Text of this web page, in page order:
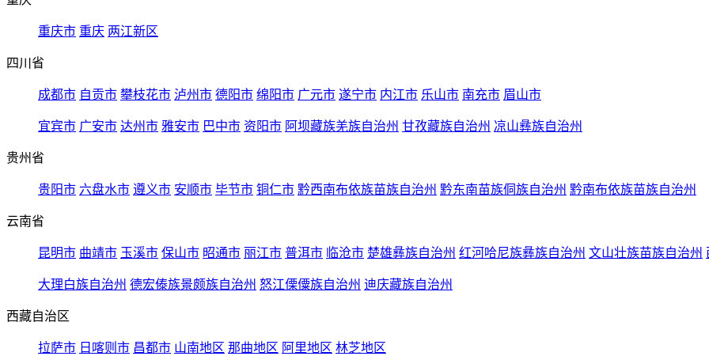
重庆市 重庆 两江新区
四川省
成都市 自贡市 攀枝花市 泸州市 德阳市 绵阳市 广元市 遂宁市 内江市 乐山市 南充市 眉山市
宜宾市 广安市 达州市 雅安市 巴中市 资阳市 阿坝藏族羌族自治州 甘孜藏族自治州 凉山彝族自治州
贵州省
贵阳市 六盘水市 遵义市 安顺市 毕节市 铜仁市 黔西南布依族苗族自治州 黔东南苗族侗族自治州 黔南布依族苗族自治州
云南省
昆明市 曲靖市 玉溪市 保山市 昭通市 丽江市 普洱市 临沧市 楚雄彝族自治州 红河哈尼族彝族自治州 文山壮族苗族自治州
大理白族自治州 德宏傣族景颇族自治州 怒江傈僳族自治州 迪庆藏族自治州
西藏自治区
拉萨市 日喀则市 昌都市 山南地区 那曲地区 阿里地区 林芝地区